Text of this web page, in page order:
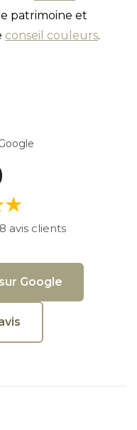
patrimoine et
conseil couleurs.
avis clients
Google